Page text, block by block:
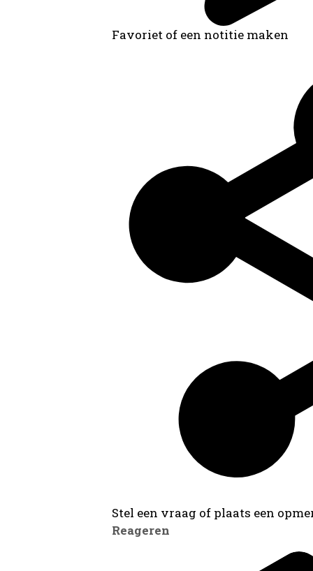
Favoriet of een notitie maken
Stel een vraag of plaats een
Reageren